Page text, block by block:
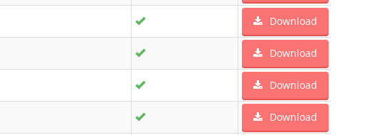
Download
Download
Download
Download